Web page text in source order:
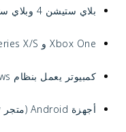
بلاي ستيشن 4 وبلاي ستيشن 5
Xbox One و Xbox Series X/S
كمبيوتر يعمل بنظام Windows (عبر Steam)
أجهزة Android (متجر Google Play)